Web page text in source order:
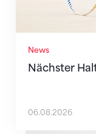
News
Nächster
06.08.2026